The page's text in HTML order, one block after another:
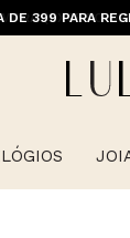
DE 399 PARA